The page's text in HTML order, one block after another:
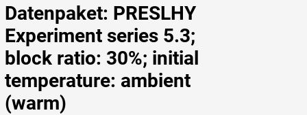
Datenpaket: PRESLHY
Experiment series 5.3;
block ratio: 30%; initial
temperature: ambient
(warm)